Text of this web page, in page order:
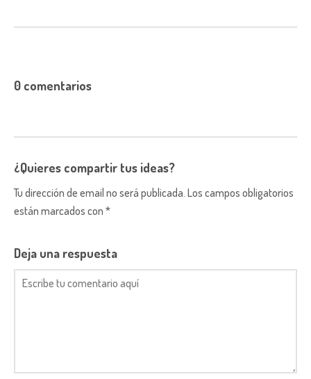
0 comentarios
¿Quieres compartir tus ideas?
Tu dirección de email no será publicada. Los campos obligatorios
están marcados con *
Deja una respuesta